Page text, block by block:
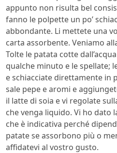
appunto non risulta bel
fanno le polpette un po’
abbondante. Li mettete una
carta assorbente. Veniamo
Tolte le patata cotte
qualche minuto e le spellate;
e schiacciate direttamente in
sale pepe e aromi e
il latte di soia e vi regolate
che venga liquido. Vi ho dato
che è indicativa perché
patate se assorbono più o
affidatevi al vostro gusto.